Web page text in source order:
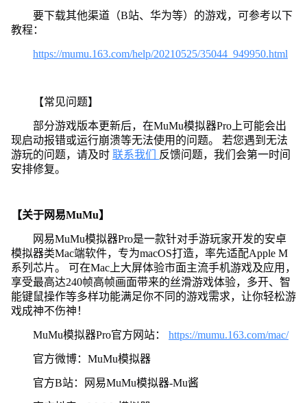
要下载其他渠道（B站、华为等）的游戏，可参考以下
教程：
https://mumu.163.com/help/20210525/35044_949950.html
【常见问题】
部分游戏版本更新后，在MuMu模拟器Pro上可能会出
现启动报错或运行崩溃等无法使用的问题。 若您遇到无法
游玩的问题，请及时 联系我们
反馈问题，我们会第一时间
安排修复。
【关于网易MuMu】
网易MuMu模拟器Pro是一款针对手游玩家开发的安卓
模拟器类Mac端软件，专为macOS打造，率先适配Apple M
系列芯片。 可在Mac上大屏体验市面主流手机游戏及应用，
享受最高达240帧高帧画面带来的丝滑游戏体验，多开、智
能键鼠操作等多样功能满足你不同的游戏需求，让你轻松游
戏成神不伤神！
MuMu模拟器Pro官方网站： https://mumu.163.com/mac/
官方微博：MuMu模拟器
官方B站：网易MuMu模拟器-Mu酱